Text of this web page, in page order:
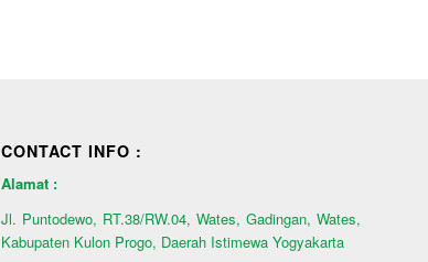
CONTACT INFO :
Alamat :
Jl. Puntodewo, RT.38/RW.04, Wates, Gadingan, Wates,
Kabupaten Kulon Progo, Daerah Istimewa Yogyakarta